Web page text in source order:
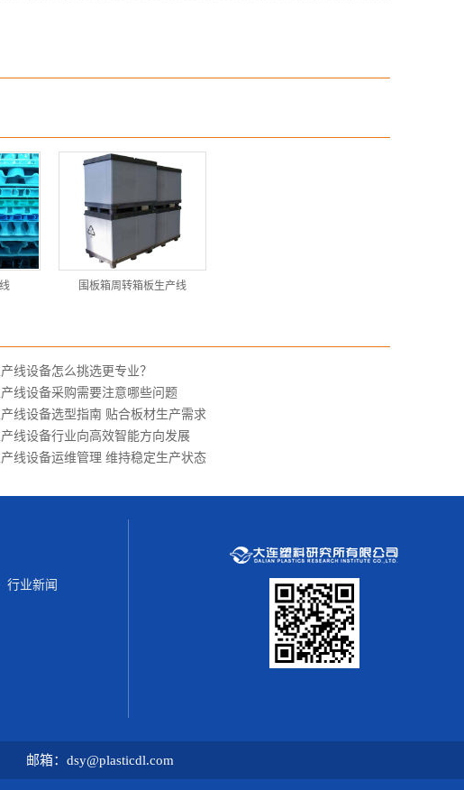
围板箱周转箱板生产线
线设备怎么挑选更专业？
线设备采购需要注意哪些问题
线设备选型指南 贴合板材生产需求
线设备行业向高效智能方向发展
线设备运维管理 维持稳定生产状态
行业新闻
箱：dsy@plasticdl.com